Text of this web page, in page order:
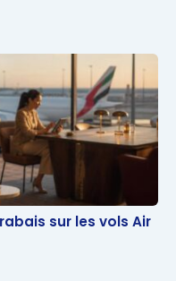
sur les vols Air
sur les vols Air